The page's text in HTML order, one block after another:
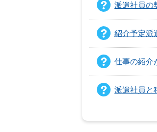
派遣社員の
紹介予定派
仕事の紹介
派遣社員と